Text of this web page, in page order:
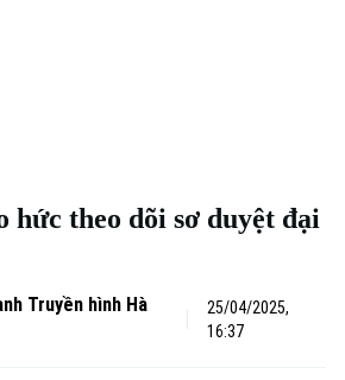
hức theo dõi sơ duyệt đại
Truyền hình Hà
25/04/2025,
16:37